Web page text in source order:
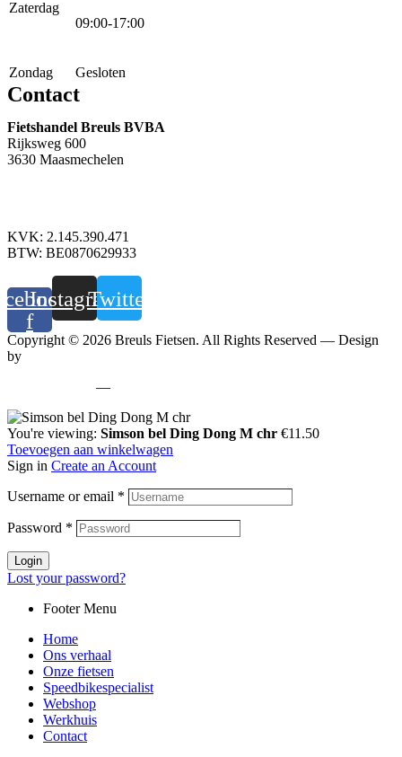
Zaterdag
09:00-17:00
Zondag Gesloten
Contact
Fietshandel Breuls BVBA
Rijksweg 600
3630 Maasmechelen
KVK: 2.145.390.471
BTW: BE0870629933
f
Instagram
Twitter
Copyright © 2026 Breuls Fietsen. All Rights Reserved — Design
by
—
You're viewing: Simson bel Ding Dong M chr €11.50
Toevoegen aan winkelwagen
Sign in Create an Account
Username or email *
Password *
Login
Lost your password?
Footer Menu
Home
Ons verhaal
Onze fietsen
Speedbikespecialist
Webshop
Werkhuis
Contact